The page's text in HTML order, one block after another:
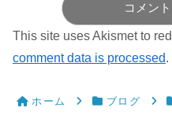
コメン
This site uses Akismet to
comment data is processed.
ホーム ブログ